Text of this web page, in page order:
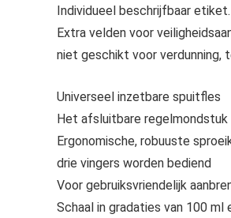
Individueel beschrijfbaar etiket.
Extra velden voor
niet geschikt voor verdunning,
Universeel inzetbare spuitfles
Het afsluitbare
Ergonomische, robuuste
drie vingers worden bediend
Voor gebruiksvriendelijk
Schaal in gradaties van 100 ml